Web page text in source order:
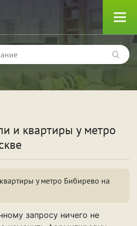
и квартиры у метро
у метро Бибирево на
запросу ничего не